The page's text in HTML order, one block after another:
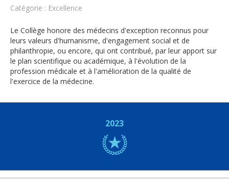
Catégorie : Excellence
Le Collège honore des médecins d'exception reconnus pour
leurs valeurs d'humanisme, d'engagement social et de
philanthropie, ou encore, qui ont contribué, par leur apport sur
le plan scientifique ou académique, à l'évolution de la
profession médicale et à l'amélioration de la qualité de
l'exercice de la médecine.
2023